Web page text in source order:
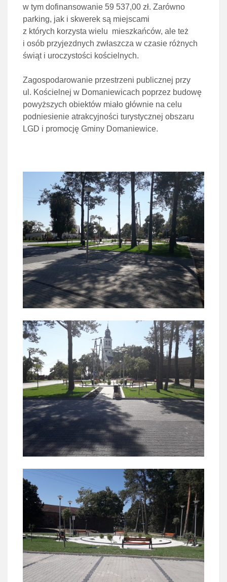
w tym dofinansowanie 59 537,00 zł. Zarówno
parking, jak i skwerek są miejscami
z których korzysta wielu mieszkańców, ale też
i osób przyjezdnych zwłaszcza w czasie różnych
świąt i uroczystości kościelnych.
Zagospodarowanie przestrzeni publicznej przy
ul. Kościelnej w Domaniewicach poprzez budowę
powyższych obiektów miało głównie na celu
podniesienie atrakcyjności turystycznej obszaru
LGD i promocję Gminy Domaniewice.